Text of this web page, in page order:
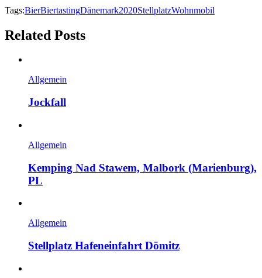
Tags:BierBiertastingDänemark2020StellplatzWohnmobil
Related Posts
Allgemein
Jockfall
Allgemein
Kemping Nad Stawem, Malbork (Marienburg),
PL
Allgemein
Stellplatz Hafeneinfahrt Dömitz